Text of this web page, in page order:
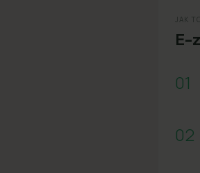
JAK
E-
01
02